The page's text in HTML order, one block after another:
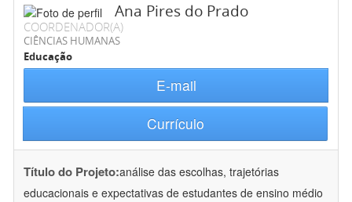
Ana Pires do Prado
COORDENADOR(A)
CIÊNCIAS HUMANAS
Educação
E-mail
Currículo
Título do Projeto:análise das escolhas, trajetórias
educacionais e expectativas de estudantes de ensino médio